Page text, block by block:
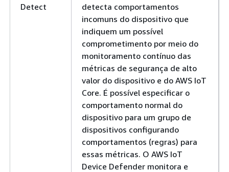
Detect
detecta comportamentos
incomuns do dispositivo que
indiquem um possível
comprometimento por meio do
monitoramento contínuo das
métricas de segurança de alto
valor do dispositivo e do AWS IoT
Core. É possível especificar o
comportamento normal do
dispositivo para um grupo de
dispositivos configurando
comportamentos (regras) para
essas métricas. O AWS IoT
Device Defender monitora e